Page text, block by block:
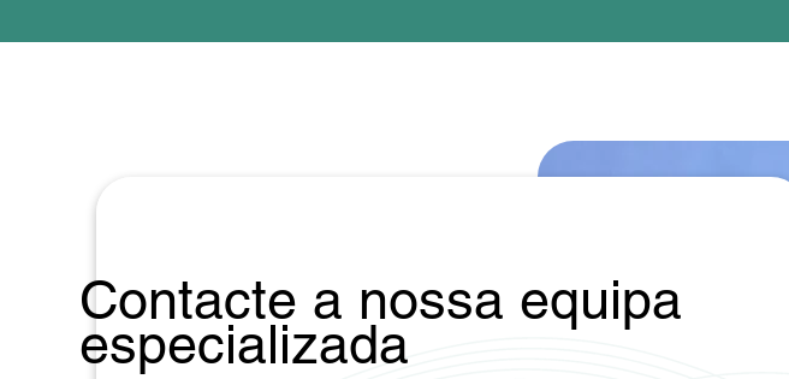
Contacte a nossa equipa
especializada